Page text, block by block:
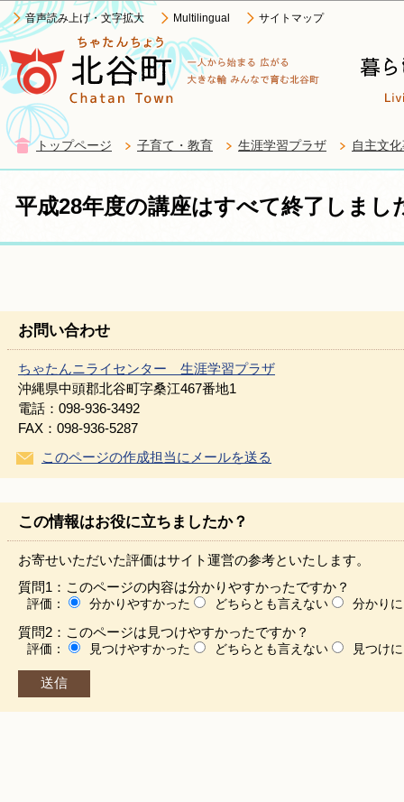
音声読み上げ・文字拡大 Multilingual サイトマップ
トップページ 子育て・教育 生涯学習プラザ 自主文
平成28年度の講座はすべて終了しまし
お問い合わせ
ちゃたんニライセンター 生涯学習プラザ
沖縄県中頭郡北谷町字桑江467番地1
電話：098-936-3492
FAX：098-936-5287
このページの作成担当にメールを送る
この情報はお役に立ちましたか？
お寄せいただいた評価はサイト運営の参考といたします。
質問1：このページの内容は分かりやすかったですか？
評価： 分かりやすかった どちらとも言えない 分かり
質問2：このページは見つけやすかったですか？
評価： 見つけやすかった どちらとも言えない 見つけ